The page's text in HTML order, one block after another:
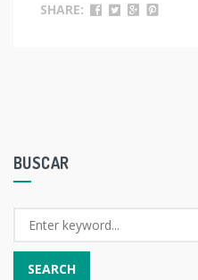
SHARE:
BUSCAR